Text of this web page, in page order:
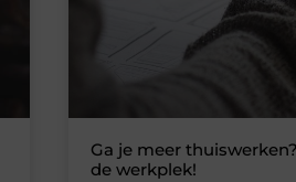
Ga je meer
de werkplek!